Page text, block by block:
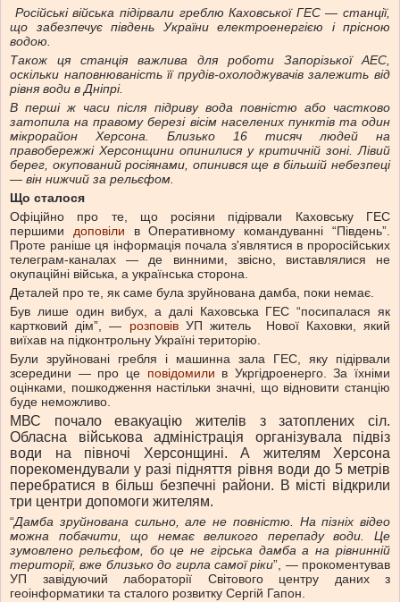
Російські війська підірвали греблю Каховської ГЕС — станції,
що забезпечує південь України електроенергією і прісною
водою.
Також ця станція важлива для роботи Запорізької АЕС,
оскільки наповнюваність її прудів-охолоджувачів залежить від
рівня води в Дніпрі.
В перші ж часи після підриву вода повністю або частково
затопила на правому березі вісім населених пунктів та один
мікрорайон Херсона. Близько 16 тисяч людей на
правобережжі Херсонщини опинилися у критичній зоні. Лівий
берег, окупований росіянами, опинився ще в більшій небезпеці
— він нижчий за рельєфом.
Що сталося
Офіційно про те, що росіяни підірвали Каховську ГЕС
першими доповіли в Оперативному командуванні “Південь”.
Проте раніше ця інформація почала з'являтися в проросійських
телеграм-каналах — де винними, звісно, виставлялися не
окупаційні війська, а українська сторона.
Деталей про те, як саме була зруйнована дамба, поки немає.
Був лише один вибух, а далі Каховська ГЕС “посипалася як
картковий дім”, — розповівУП житель Нової Каховки, який
виїхав на підконтрольну Україні територію.
Були зруйновані гребля і машинна зала ГЕС, яку підірвали
зсередини — про це повідомили в Укргідроенерго. За їхніми
оцінками, пошкодження настільки значні, що відновити станцію
буде неможливо.
МВС почало евакуацію жителів з затоплених сіл.
Обласна військова адміністрація організувала підвіз
води на півночі Херсонщині. А жителям Херсона
порекомендували у разі підняття рівня води до 5 метрів
перебратися в більш безпечні райони. В місті відкрили
три центри допомоги жителям.
“Дамба зруйнована сильно, але не повністю. На пізніх відео
можна побачити, що немає великого перепаду води. Це
зумовлено рельєфом, бо це не гірська дамба а на рівнинній
території, вже близько до гирла самої ріки”, — прокоментував
УП завідуючий лабораторії Світового центру даних з
геоінформатики та сталого розвитку Сергій Гапон.